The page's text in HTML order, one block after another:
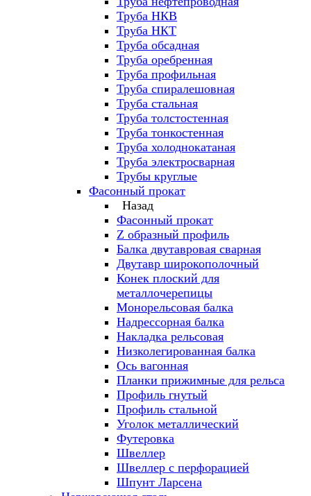
Труба НКВ
Труба НКТ
Труба обсадная
Труба оребренная
Труба профильная
Труба спиралешовная
Труба стальная
Труба толстостенная
Труба тонкостенная
Труба холоднокатаная
Труба электросварная
Трубы круглые
Фасонный прокат
Назад
Фасонный прокат
Z образный профиль
Балка двутавровая сварная
Двутавр широкополочный
Конек плоский для
металлочерепицы
Монорельсовая балка
Надрессорная балка
Накладка рельсовая
Низколегированная балка
Ось вагонная
Планки прижимные для рельса
Профиль гнутый
Профиль стальной
Уголок металлический
Футеровка
Швеллер
Швеллер с перфорацией
Шпунт Ларсена